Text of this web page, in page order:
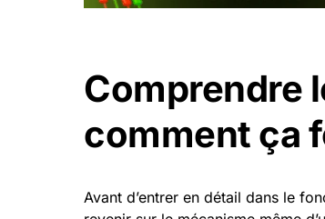
Comprendre
comment ça
Avant d’entrer en détail dans le